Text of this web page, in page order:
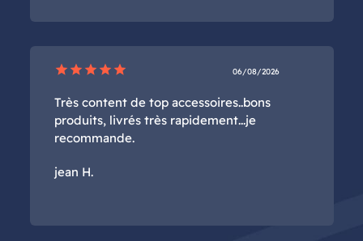
star star star star star 06/08/2026
Très content de top accessoires..bons
produits, livrés très rapidement...je
recommande.
jean H.